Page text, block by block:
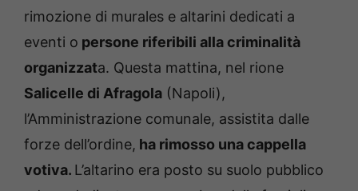
rimozione di murales e altarini dedicati a
eventi o persone riferibili alla criminalità
organizzata. Questa mattina, nel rione
Salicelle di Afragola (Napoli),
l’Amministrazione comunale, assistita dalle
forze dell’ordine, ha rimosso una cappella
votiva. L’altarino era posto su suolo pubblico